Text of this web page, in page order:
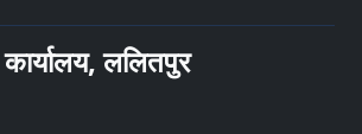
ललितपुर